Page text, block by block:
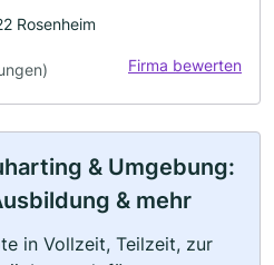
Rosenheim
Firma bewerten
& Umgebung:
& mehr
in Vollzeit, Teilzeit, zur